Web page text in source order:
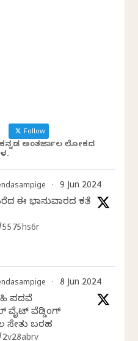
Follow
ಕನ್ನಡ ಅಂತರ್ಜಾಲ ಲೋಕದ
· 9 Jun 2024
ಈ ಭಾನುವಾರದ ಕತೆ
· 8 Jun 2024
ಪದವೆ
ವೈಟ್ ವೆಡ್ಡಿಂಗ್
ಸೇತು ಬರಹ